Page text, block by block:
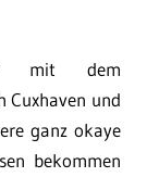
mit dem
Cuxhaven und
ganz okaye
bekommen